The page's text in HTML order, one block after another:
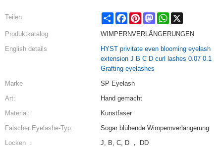
Teilen Share FacebookPinterestMastodonWhatsApp
Produktkatalog
WIMPERNVERLÄNGERUNGEN
English details
HYST privitate even blooming eyelash
extension J B C D curl lashes 0.07 0.1
Grafting eyelashes
Marke
SP Eyelash
Art:
Hand gemacht
Material:
Kunstfaser
Falscher Eyelashe-Typ:
Sogar blühende Wimpernverlängerung
Locken ：
J, B, C, D ， DD